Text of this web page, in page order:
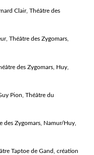
Clair, Théâtre des
Théâtre des Zygomars,
des Zygomars, Huy,
Pion, Théâtre du
des Zygomars, Namur/Huy,
Taptoe de Gand, création